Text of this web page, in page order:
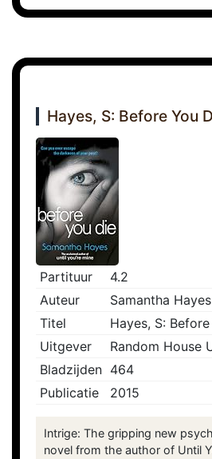
Hayes, S: Before You
Partituur
4.2
Auteur
Samantha Hayes
Titel
Hayes, S:
Uitgever
Random House
Bladzijden 464
Publicatie
2015
Intrige: The gripping new
novel from the author of